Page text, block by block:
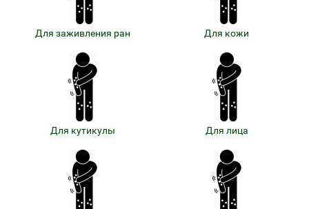
Для заживления ран Для кожи
Для кутикулы Для лица